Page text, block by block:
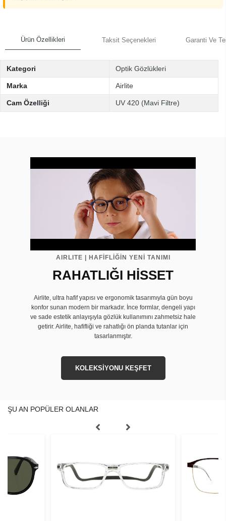
Ürün Özellikleri Taksit Seçenekleri Garanti Ve
Kategori Optik Gözlükleri
Marka Airlite
Cam Özelliği UV 420 (Mavi Filtre)
AIRLITE | HAFİFLİĞİN YENİ TANIMI
RAHATLIĞI HİSSET
Airlite, ultra hafif yapısı ve ergonomik tasarımıyla gün boyu
konfor sunan modern bir markadır. İnce formlar, dengeli yapı
ve sade estetik anlayışıyla gözlük kullanımını zahmetsiz hale
getirir. Airlite, hafifliği ve rahatlığı ön planda tutanlar için
tasarlanmıştır.
KOLEKSİYONU KEŞFET
ŞU AN POPÜLER OLANLAR